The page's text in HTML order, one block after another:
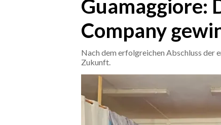
Guamaggiore:
Company
Nach dem erfolgreichen Abschluss der
Zukunft.